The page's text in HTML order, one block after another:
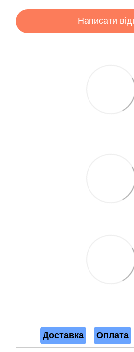
Написати
Доставка Оплата